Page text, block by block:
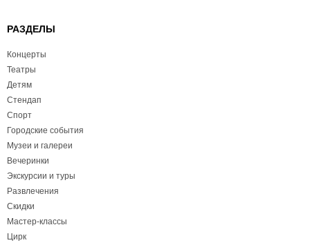
РАЗДЕЛЫ
Концерты
Театры
Детям
Стендап
Спорт
Городские события
Музеи и галереи
Вечеринки
Экскурсии и туры
Развлечения
Скидки
Мастер-классы
Цирк